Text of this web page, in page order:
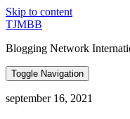
Skip to content
TJMBB
Blogging Network
Toggle Navigation
september 16, 2021